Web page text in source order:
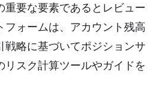
重要な要素であるとレビュー
フォームは、アカウント残高
戦略に基づいてポジションサ
リスク計算ツールやガイドを